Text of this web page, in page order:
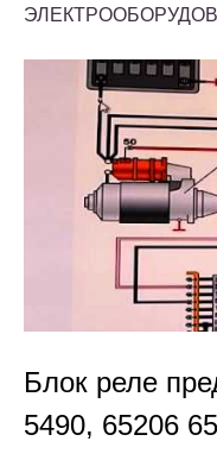
Блок реле
5490, 65206